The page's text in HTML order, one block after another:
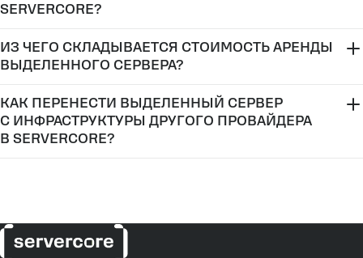
SERVERCORE?
ИЗ ЧЕГО СКЛАДЫВАЕТСЯ СТОИМОСТЬ АРЕНДЫ
ВЫДЕЛЕННОГО СЕРВЕРА?
КАК ПЕРЕНЕСТИ ВЫДЕЛЕННЫЙ СЕРВЕР
С ИНФРАСТРУКТУРЫ ДРУГОГО ПРОВАЙДЕРА
В SERVERCORE?